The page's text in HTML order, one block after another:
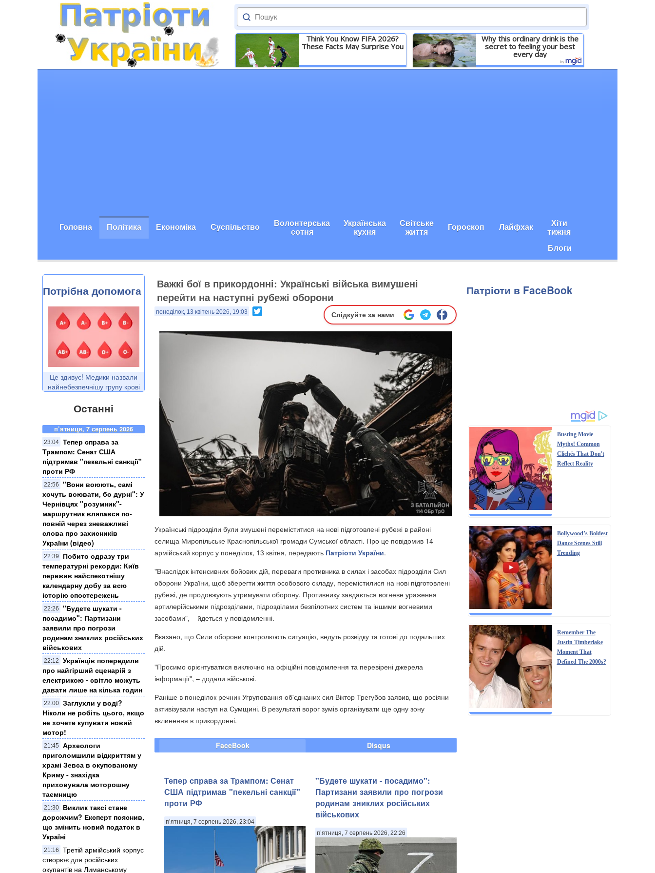
Think You Know FIFA 2026?
These Facts May Surprise You
Детальніше
Why this ordinary drink is the
secret to feeling your best
every day
Детальніше
Головна Політика Економіка Суспільство Волонтерська
сотня
Українська
кухня
Світське
життя Гороскоп Лайфхак Хіти
тижня
Блоги
Потрібна допомога
Це здивує! Медики назвали
найнебезпечнішу групу крові
Останні
п’ятниця, 7 серпень 2026
23:04 Тепер справа за
Трампом: Сенат США
підтримав "пекельні санкції"
проти РФ
22:56
​"Вони воюють, самі
хочуть воювати, бо дурні": У
Чернівцях "розумник"-
маршрутник вляпався по-
повній через зневажливі
слова про захисників
України (відео)
22:39
Побито одразу три
температурні рекорди: Київ
пережив найспекотнішу
календарну добу за всю
історію спостережень
22:26
"Будете шукати -
посадимо": Партизани
заявили про погрози
родинам зниклих російських
військових
22:12
Українців попередили
про найгірший сценарій з
електрикою - світло можуть
давати лише на кілька годин
22:00 Заглухли у воді?
Ніколи не робіть цього, якщо
не хочете купувати новий
мотор!
21:45
Археологи
приголомшили відкриттям у
храмі Зевса в окупованому
Криму - знахідка
приховувала моторошну
таємницю
21:30
Виклик таксі стане
дорожчим? Експерт пояснив,
що змінить новий податок в
Україні
21:16
Третій армійський корпус
створює для російських
окупантів на Лиманському
Важкі бої в прикордонні: Українські війська вимушені
перейти на наступні рубежі оборони
понеділок, 13 квітень 2026, 19:03 Слідкуйте за нами
Українські підрозділи були змушені переміститися на нові підготовлені рубежі в районі
селища Миропільське Краснопільської громади Сумської області. Про це повідомив 14
армійський корпус у понеділок, 13 квітня, передають Патріоти України.
"Внаслідок інтенсивних бойових дій, переваги противника в силах і засобах підрозділи Сил
оборони України, щоб зберегти життя особового складу, перемістилися на нові підготовлені
рубежі, де продовжують утримувати оборону. Противнику завдається вогневе ураження
артилерійськими підрозділами, підрозділами безпілотних систем та іншими вогневими
засобами", – йдеться у повідомленні.
Вказано, що Сили оборони контролюють ситуацію, ведуть розвідку та готові до подальших
дій.
"Просимо орієнтуватися виключно на офіційні повідомлення та перевірені джерела
інформації", – додали військові.
Раніше в понеділок речник Угруповання об'єднаних сил Віктор Трегубов заявив, що росіяни
активізували наступ на Сумщині. В результаті ворог зумів організувати ще одну зону
вклинення в прикордонні.
FaceBook Disqus
Тепер справа за Трампом: Сенат
США підтримав "пекельні санкції"
проти РФ
п’ятниця, 7 серпень 2026, 23:04
"Будете шукати - посадимо":
Партизани заявили про погрози
родинам зниклих російських
військових
п’ятниця, 7 серпень 2026, 22:26
Патріоти в FaceBook
Busting Movie
Myths! Common
Clichés That Don't
Reflect Reality
Bollywood’s Boldest
Dance Scenes Still
Trending
Remember The
Justin Timberlake
Moment That
Defined The 2000s?